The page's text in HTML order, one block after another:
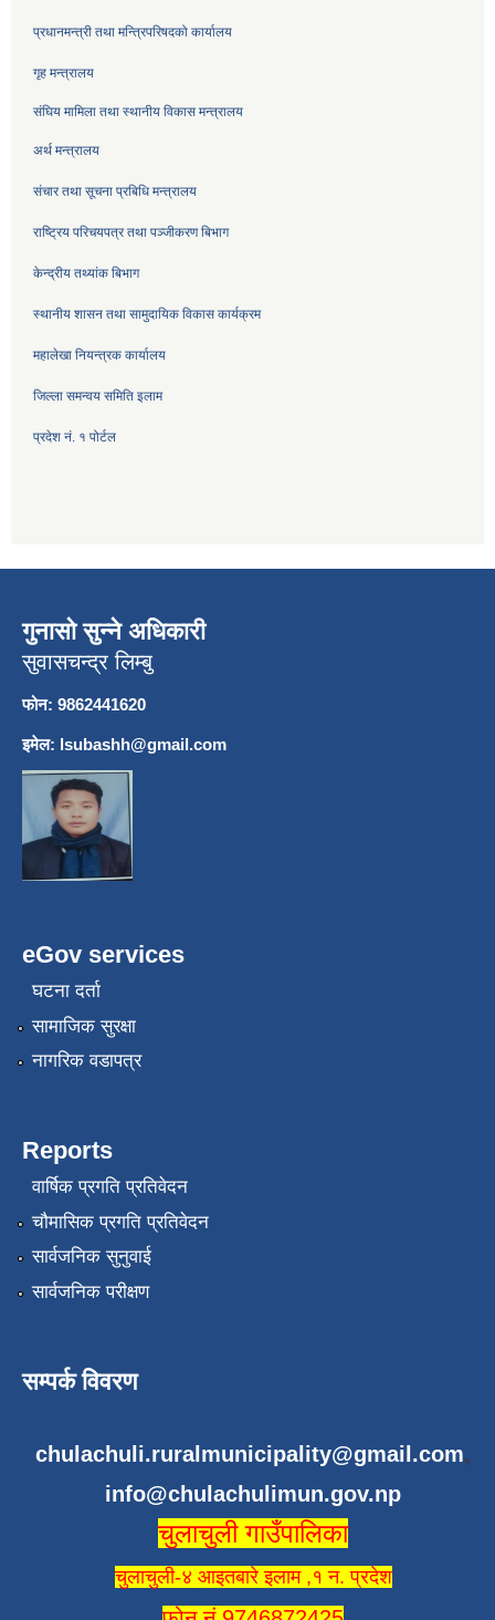
प्रधानमन्त्री तथा मन्त्रिपरिषदको कार्यालय
गृह मन्त्रालय
संघिय मामिला तथा स्थानीय विकास मन्त्रालय
अर्थ मन्त्रालय
संचार तथा सूचना प्रबिधि मन्त्रालय
राष्ट्रिय परिचयपत्र तथा पञ्जीकरण बिभाग
केन्द्रीय तथ्यांक बिभाग
स्थानीय शासन तथा सामुदायिक विकास कार्यक्रम
महालेखा नियन्त्रक कार्यालय
जिल्ला समन्वय समिति इलाम
प्रदेश नं. १ पोर्टल
गुनासो सुन्ने अधिकारी
सुवासचन्द्र लिम्बु
फोन: 9862441620
इमेल: lsubashh@gmail.com
eGov services
घटना दर्ता
सामाजिक सुरक्षा
नागरिक वडापत्र
Reports
वार्षिक प्रगति प्रतिवेदन
चौमासिक प्रगति प्रतिवेदन
सार्वजनिक सुनुवाई
सार्वजनिक परीक्षण
सम्पर्क विवरण
chulachuli.ruralmunicipality@gmail.com,
info@chulachulimun.gov.np
चुलाचुली गाउँपालिका
चुलाचुली-४ आइतबारे इलाम ,१ न. प्रदेश